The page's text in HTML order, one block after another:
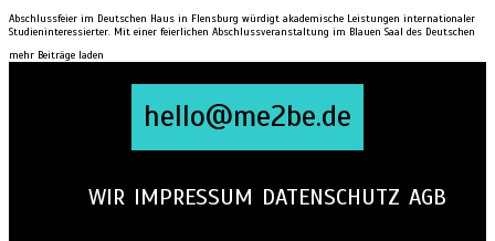
Abschlussfeier im Deutschen Haus in Flensburg würdigt akademische Leistungen internationaler
Studieninteressierter. Mit einer feierlichen Abschlussveranstaltung im Blauen Saal des Deutschen
mehr Beiträge laden
hello@me2be.de
WIR IMPRESSUM DATENSCHUTZ AGB